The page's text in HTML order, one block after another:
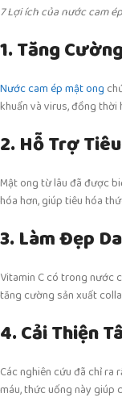
7 Lợi ích của nước cam
1. Tăng
Nước cam ép mật ong
khuẩn và virus, đồng
2. Hỗ Trợ
Mật ong từ lâu đã được
hóa hơn, giúp tiêu hóa
3. Làm Đẹp Da
Vitamin C có trong nước
tăng cường sản xuất
4. Cải Thiện
Các nghiên cứu đã chỉ
máu, thức uống này giúp